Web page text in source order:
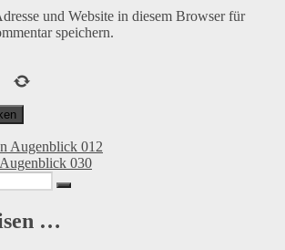
und Website in diesem Browser für
speichern.
Augenblick 012
030
Suchen
…